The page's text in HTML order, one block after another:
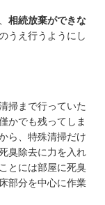
相続放棄ができな
うえ行うようにし
掃まで行っていた
かでも残ってしま
ら、特殊清掃だけ
臭除去に力を入れ
とには部屋に死臭
部分を中心に作業